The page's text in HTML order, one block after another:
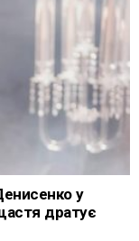
у
дратує